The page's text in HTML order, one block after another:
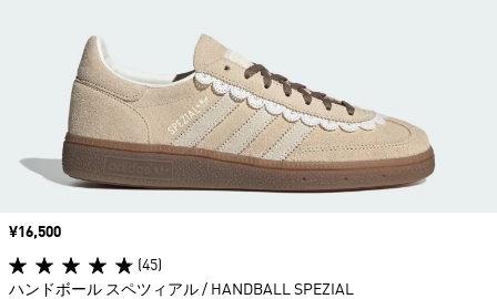
価格
¥16,500
(45)
ハンドボール スペツィアル / HANDBALL SPEZIAL